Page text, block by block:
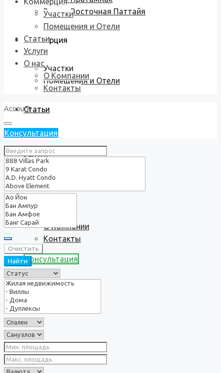
Виллы Восточная Паттайя
Коммерция
Участки
Помещения и Отели
Статьи
Услуги
О нас
О Компании
Контакты
Консультация
Участки
Помещения и Отели
Статьи
Услуги
О нас
О Компании
Контакты
Account
Консультация
Очистить
Найти